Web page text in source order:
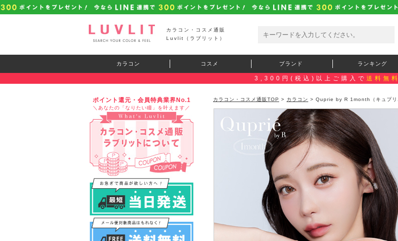
カラコン・コスメ通販
Luvlit（ラブリット）
カラコン コスメ ブランド ランキング
3,300円(税込)以上ご購入で 送料無
ポイント還元・会員特典業界No.1
＼あなたの「なりたい瞳」を叶えます／
カラコン・コスメ通販TOP > カラコン > Quprie by R 1month（キュプリ